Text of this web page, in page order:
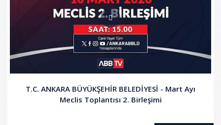
T.C. ANKARA BÜYÜKŞEHİR BELEDİYESİ - Mart Ayı
Meclis Toplantısı 2. Birleşimi